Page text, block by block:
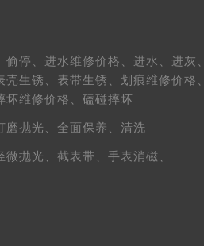
偷停、 进水维修价格、 进水、 进灰、
壳生锈、 表带生锈、 划痕维修价格、
坏维修价格、 磕碰摔坏
磨抛光、 全面保养、 清洗
微抛光、 截表带、 手表消磁、